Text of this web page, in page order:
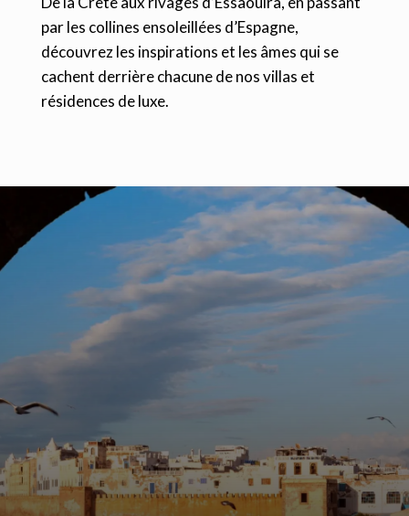
par les collines ensoleillées d’Espagne,
découvrez les inspirations et les âmes qui se
cachent derrière chacune de nos villas et
résidences de luxe.
"De passage par hasard à Essaouira il y a 20 ans,
nous avons eu un immense coup de foudre pour la
ville et la gentillesse de ses habitants. C'est la ville de
toutes les cultures et de toutes les religions : Cette
magnifique cité fortifiée accueille les visiteurs du
monde entier avec énormément d'ouverture.